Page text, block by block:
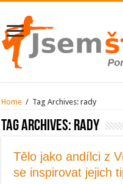
Home / Tag Archives: rady
Tag Archives: rady
Tělo jako andílci z
se inspirovat jejich